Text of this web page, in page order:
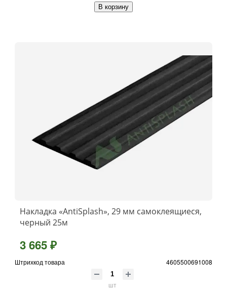
В корзину
Накладка «AntiSplash», 29 мм самоклеящиеся,
черный 25м
3 665 ₽
Штрихкод товара 4605500691008
шт